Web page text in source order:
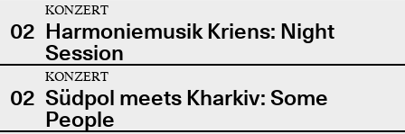
02
KONZERT
Harmoniemusik Kriens: Night
Session
02
KONZERT
Südpol meets Kharkiv: Some
People